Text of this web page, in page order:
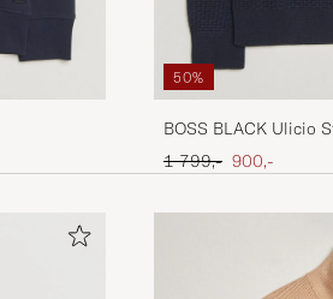
50%
BOSS BLACK Ulicio
Dark Blue
Ordinær pris
1 799,- Nedsatt pris
900,-